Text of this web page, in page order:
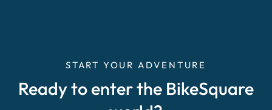
START YOUR ADVENTURE
Ready to enter the BikeSquare